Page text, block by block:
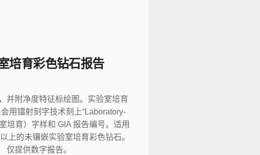
培育彩色钻石报告
并附净度特征标绘图。实验室培育
用镭射刻字技术刻上“Laboratory-
培育）字样和 GIA 报告编号。适用
上的未镶嵌实验室培育彩色钻石。
仅提供数字报告。